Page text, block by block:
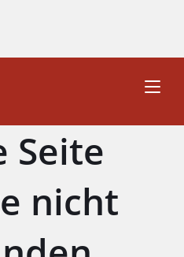
Seite
nicht